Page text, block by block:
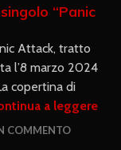
“Panic
Attack, tratto
l’8 marzo 2024
copertina di
a leggere
COMMENTO